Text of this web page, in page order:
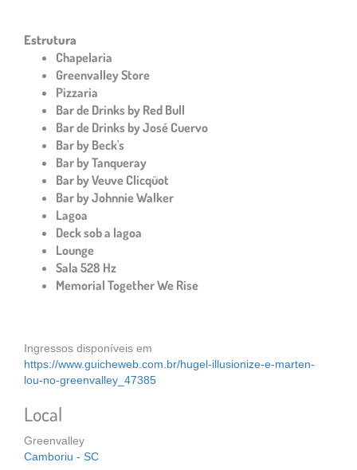
Estrutura
Chapelaria
Greenvalley Store
Pizzaria
Bar de Drinks by Red Bull
Bar de Drinks by José Cuervo
Bar by Beck's
Bar by Tanqueray
Bar by Veuve Clicqüot
Bar by Johnnie Walker
Lagoa
Deck sob a lagoa
Lounge
Sala 528 Hz
Memorial Together We Rise
Ingressos disponíveis em
https://www.guicheweb.com.br/hugel-illusionize-e-marten-
lou-no-greenvalley_47385
Local
Greenvalley
Camboriu - SC